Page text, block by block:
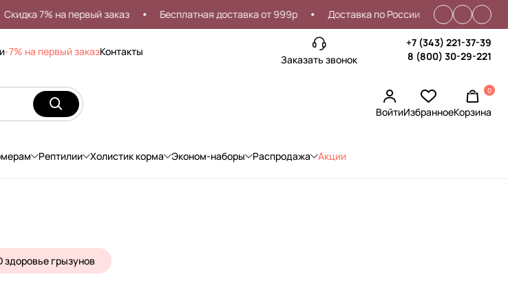
7% на первый заказ Бесплатная доставка от 999р Доставка по России Проблемы со
-7% на первый заказКонтакты
Заказать звонок
+7 (343) 221-37-39
8 (800) 30-29-221
ВойтиИзбранное
0
Корзина
Рептилии Холистик корма Эконом-наборы Распродажа Акции
здоровье грызунов